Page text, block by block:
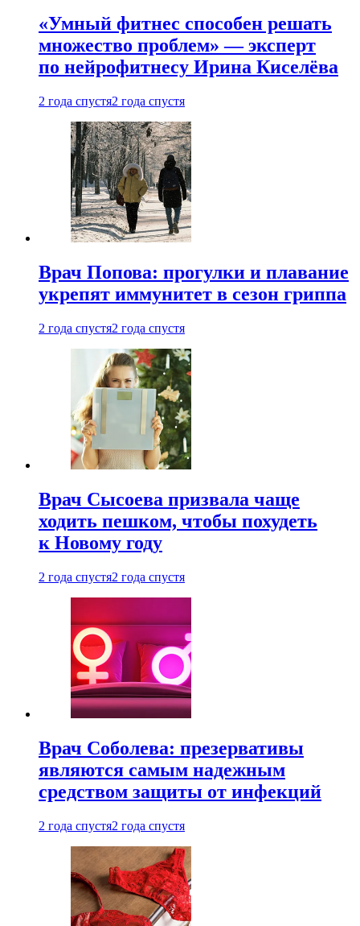
«Умный фитнес способен решать
множество проблем» — эксперт
по нейрофитнесу Ирина Киселёва
2 года спустя2 года спустя
Врач Попова: прогулки и плавание
укрепят иммунитет в сезон гриппа
2 года спустя2 года спустя
Врач Сысоева призвала чаще
ходить пешком, чтобы похудеть
к Новому году
2 года спустя2 года спустя
Врач Соболева: презервативы
являются самым надежным
средством защиты от инфекций
2 года спустя2 года спустя